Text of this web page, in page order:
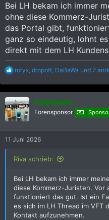
Bei LH bekam ich immer
ohne diese Kommerz-
das Portal gibt,
ganz so eindeutig, lohnt
direkt mit dem LH
R
a
k
t
i
o
n
:
roryx, dropoff, DaBaWa und 7
Helploader
Forensponsor
11 Juni 2026
Riva schrieb:
Bei LH bekam ich immer
diese Kommerz-Juristen. Vor
funktioniert das gut. Ist ein
es sich im LH Thread im VFT
Kontakt aufzunehmen.